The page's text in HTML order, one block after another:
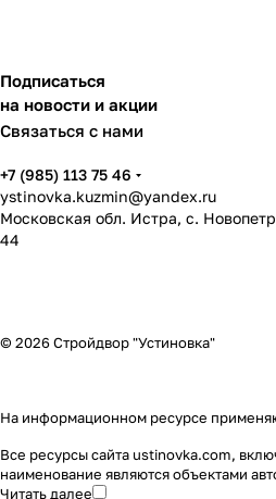
Подписаться
на новости и акции
Связаться с нами
+7 (985) 113 75 46
ystinovka.kuzmin@yandex.ru
Московская обл. Истра, с.
44
© 2026 Стройдвор "Устиновка"
На информационном ресурсе
Все ресурсы сайта ustinovka.com,
наименование являются объектами
Читать далее